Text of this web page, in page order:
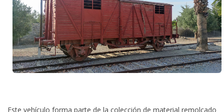
Este vehículo forma parte de la colección de material remolcado